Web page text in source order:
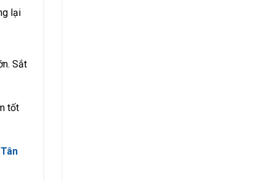
lại
Sắt
tốt